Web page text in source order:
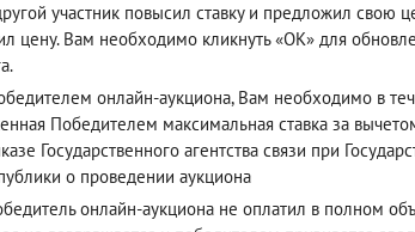
участник повысил ставку и предложил
цену. Вам необходимо кликнуть «ОК» для
онлайн-аукциона, Вам необходимо в
Победителем максимальная ставка за
Государственного агентства связи при
о проведении аукциона
онлайн-аукциона не оплатил в полном